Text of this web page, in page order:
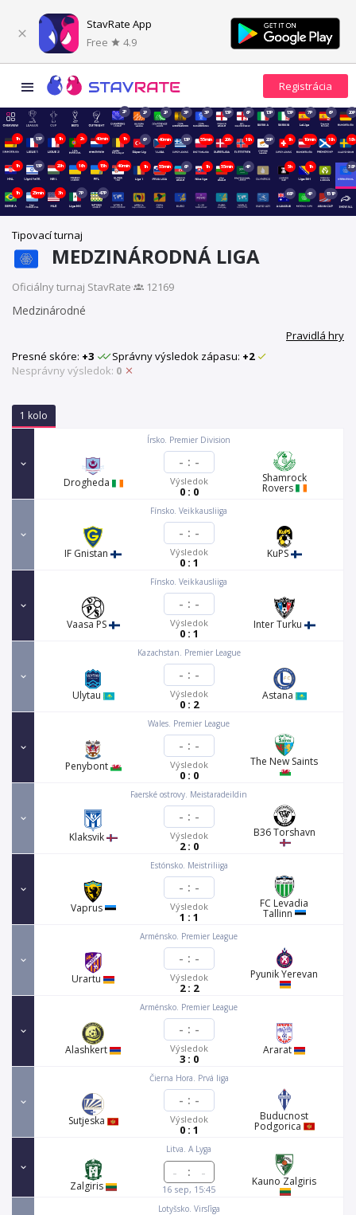
StavRate App
Free
4.9
2P 2P 2P 3P 3P 13P 6P 13P 13P 7P 6P 20P
1h 13P 1h 2h 40min 1h 6P 40min 13P 55min 20h 19h 20P 1h 10min 19h 18h
1h 13P 20h 16h 15h 40min 1h 55min 6P 1h 55min 4P 5h 1h 38P
1h 25min 3h 7P 47P 68P 4P 151P
Tipovací turnaj
MEDZINÁRODNÁ LIGA
Oficiálny turnaj StavRate· 12169
Medzinárodné
Pravidlá hry
Presné skóre: +3 Správny výsledok zápasu: +2
Nesprávny výsledok: 0
1 kolo
Írsko. Premier Division
Drogheda
- : -
Výsledok
0 : 0
Shamrock
Rovers
Fínsko. Veikkausliiga
IF Gnistan
- : -
Výsledok
0 : 1
KuPS
Fínsko. Veikkausliiga
Vaasa PS
- : -
Výsledok
0 : 1
Inter Turku
Kazachstan. Premier League
Ulytau
- : -
Výsledok
0 : 2
Astana
Wales. Premier League
Penybont
- : -
Výsledok
0 : 0
The New Saints
Faerské ostrovy. Meistaradeildin
Klaksvik
- : -
Výsledok
2 : 0
B36 Torshavn
Estónsko. Meistriliiga
Vaprus
- : -
Výsledok
1 : 1
FC Levadia
Tallinn
Arménsko. Premier League
Urartu
- : -
Výsledok
2 : 2
Pyunik Yerevan
Arménsko. Premier League
Alashkert
- : -
Výsledok
3 : 0
Ararat
Čierna Hora. Prvá liga
Sutjeska
- : -
Výsledok
0 : 1
Buducnost
Podgorica
Litva. A Lyga
Zalgiris
:
16 sep, 15:45
Kauno Zalgiris
Lotyšsko. Virslīga